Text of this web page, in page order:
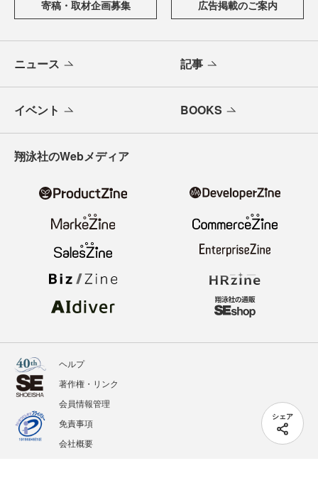
シェア
寄稿・取材企画募集 広告掲載のご案内
ニュース 記事
イベント BOOKS
翔泳社のWebメディア
ヘルプ
著作権・リンク
会員情報管理
免責事項
会社概要